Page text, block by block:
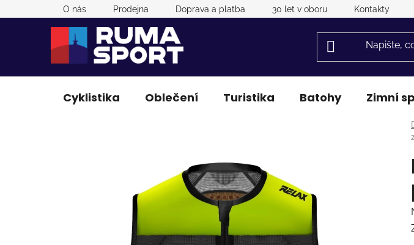
na
O nás Prodejna Doprava a platba 30 let v oboru Kontakty
Cyklistika Oblečení Turistika Batohy Zimní